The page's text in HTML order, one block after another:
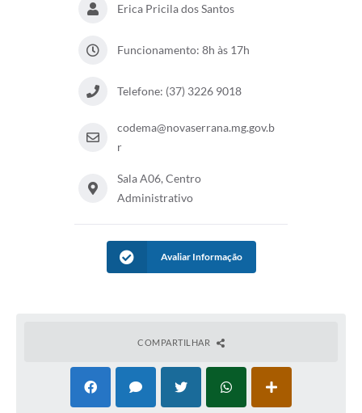
Erica Pricila dos Santos
Funcionamento: 8h às 17h
Telefone: (37) 3226 9018
codema@novaserrana.mg.gov.b
r
Sala A06, Centro
Administrativo
Avaliar Informação
COMPARTILHAR